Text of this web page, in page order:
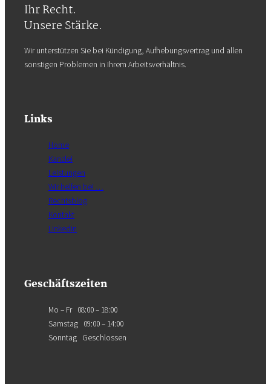
Ihr Recht.
Unsere Stärke.
Wir unterstützen Sie bei Kündigung, Aufhebungsvertrag und allen
sonstigen Problemen in Ihrem Arbeitsverhältnis.
Links
Home
Kanzlei
Leistungen
Wir helfen bei …
Rechtsblog
Kontakt
Linkedin
Geschäftszeiten
Mo – Fr 08:00 – 18:00
Samstag 09:00 – 14:00
Sonntag Geschlossen